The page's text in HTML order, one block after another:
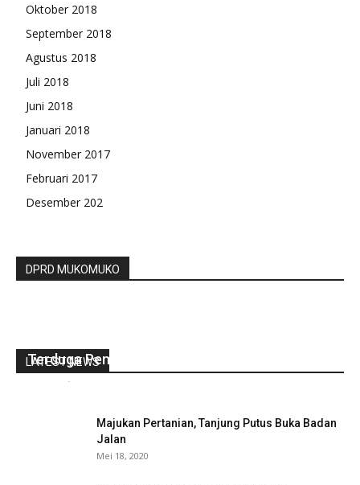
Oktober 2018
September 2018
Agustus 2018
Juli 2018
Juni 2018
Januari 2018
November 2017
Februari 2017
Desember 202
DPRD MUKOMUKO
LATEST NEWS
Terduga Pemilik 3 Paket Ganja
-
Majukan Pertanian, Tanjung Putus Buka Badan
Jalan
Mei 18, 2020